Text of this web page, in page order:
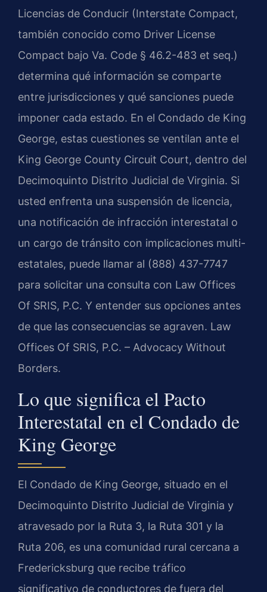
Licencias de Conducir (Interstate Compact,
también conocido como Driver License
Compact bajo Va. Code § 46.2-483 et seq.)
determina qué información se comparte
entre jurisdicciones y qué sanciones puede
imponer cada estado. En el Condado de King
George, estas cuestiones se ventilan ante el
King George County Circuit Court, dentro del
Decimoquinto Distrito Judicial de Virginia. Si
usted enfrenta una suspensión de licencia,
una notificación de infracción interestatal o
un cargo de tránsito con implicaciones multi-
estatales, puede llamar al (888) 437-7747
para solicitar una consulta con Law Offices
Of SRIS, P.C. Y entender sus opciones antes
de que las consecuencias se agraven. Law
Offices Of SRIS, P.C. – Advocacy Without
Borders.
Lo que significa el Pacto
Interestatal en el Condado de
King George
El Condado de King George, situado en el
Decimoquinto Distrito Judicial de Virginia y
atravesado por la Ruta 3, la Ruta 301 y la
Ruta 206, es una comunidad rural cercana a
Fredericksburg que recibe tráfico
significativo de conductores de fuera del